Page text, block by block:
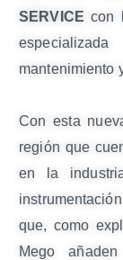
SERVICE con
mantenimiento
Con esta
región que
en la
que, como
Mego añaden